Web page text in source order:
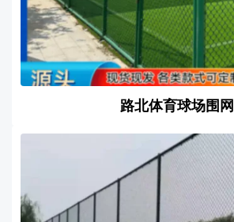
路北体育球场围网